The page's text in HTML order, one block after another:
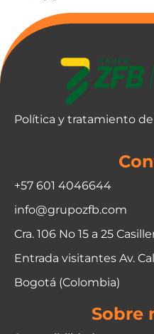
Política y tratamiento
+57 601 4046644
info@grupozfb.com
Cra. 106 No 15 a 25
Entrada visitantes Av.
Bogotá (Colombia)
Sobre